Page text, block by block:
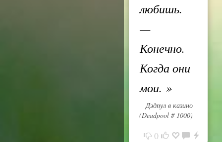
любишь.
—
Конечно.
Когда они
мои. »
Дэдпул в казино
(Deadpool # 1000)
0